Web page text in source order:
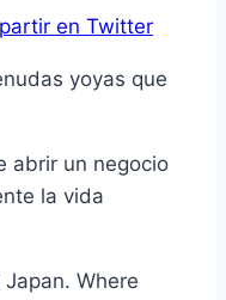
en Twitter
yoyas que
abrir un negocio
la vida
Where